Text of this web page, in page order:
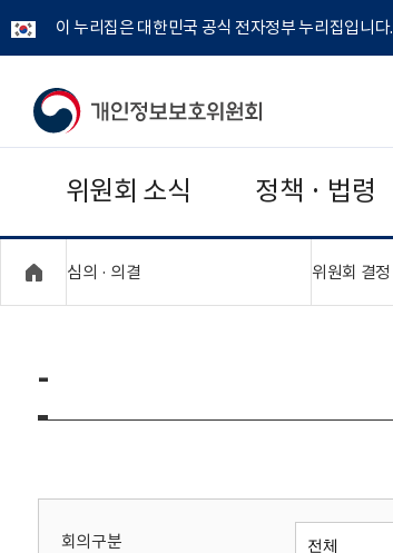
이 누리집은 대한민국 공식 전자정부 누리집입니다.
개
보
보
위
회
위원회 소식 정책 · 법령
심의 · 의결 위원회 결정
-
회의구분